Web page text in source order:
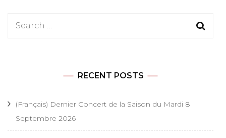
Search
RECENT POSTS
(Français) Dernier Concert de la Saison du Mardi 8
Septembre 2026